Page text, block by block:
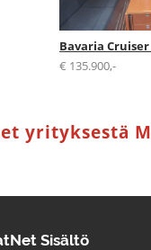
Bavaria Cruiser
€ 135.900,-
yrityksestä
Sisältö